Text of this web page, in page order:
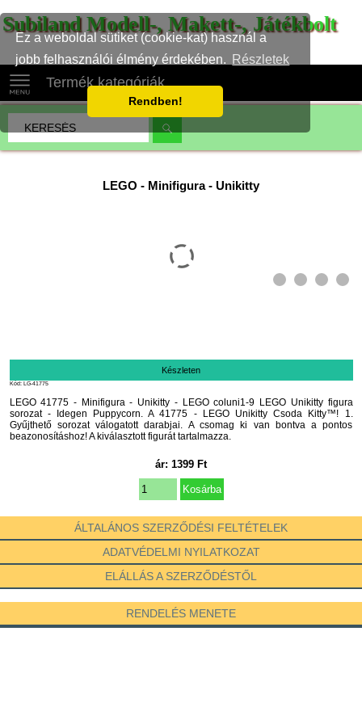
Ez a weboldal sütiket (cookie-kat) használ a
jobb felhasználói élmény érdekében.
Részletek
Rendben!
Subiland Modell-, Makett-, Játékbolt
Termék kategóriák
LEGO - Minifigura - Unikitty
Készleten
Kód: LG-41775
LEGO 41775 - Minifigura - Unikitty - LEGO coluni1-9 LEGO Unikitty figura
sorozat - Idegen Puppycorn. A 41775 - LEGO Unikitty Csoda Kitty™! 1.
Gyűjthető sorozat válogatott darabjai. A csomag ki van bontva a pontos
beazonosításhoz! A kiválasztott figurát tartalmazza.
ár: 1399 Ft
ÁLTALÁNOS SZERZŐDÉSI FELTÉTELEK
ADATVÉDELMI NYILATKOZAT
ELÁLLÁS A SZERZŐDÉSTŐL
RENDELÉS MENETE